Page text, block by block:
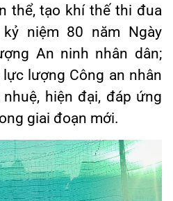
thể, tạo khí thế thi đua
niệm 80 năm Ngày
An ninh nhân dân;
lượng Công an nhân
hiện đại, đáp ứng
giai đoạn mới.